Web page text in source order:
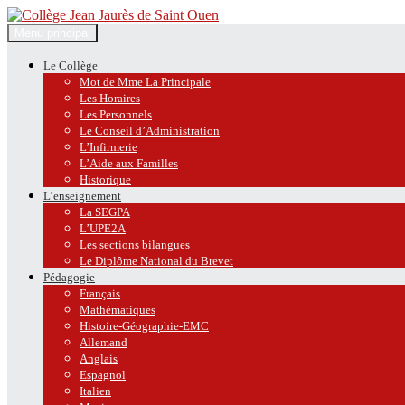
Collège Jean Jaurès de Saint
Recherche
au
contenu
Le Collège
Mot de Mme La Principale
Les Horaires
Les Personnels
Le Conseil d’Administration
L’Infirmerie
L’Aide aux Familles
Historique
L’enseignement
La SEGPA
L’UPE2A
Les sections bilangues
Le Diplôme National du Brevet
Pédagogie
Français
Mathématiques
Histoire-Géographie-EMC
Allemand
Anglais
Espagnol
Italien